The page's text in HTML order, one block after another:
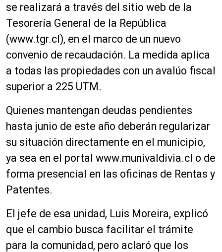
se realizará a través del sitio web de la
Tesorería General de la República
(www.tgr.cl), en el marco de un nuevo
convenio de recaudación. La medida aplica
a todas las propiedades con un avalúo fiscal
superior a 225 UTM.
Quienes mantengan deudas pendientes
hasta junio de este año deberán regularizar
su situación directamente en el municipio,
ya sea en el portal www.munivaldivia.cl o de
forma presencial en las oficinas de Rentas y
Patentes.
El jefe de esa unidad, Luis Moreira, explicó
que el cambio busca facilitar el trámite
para la comunidad, pero aclaró que los